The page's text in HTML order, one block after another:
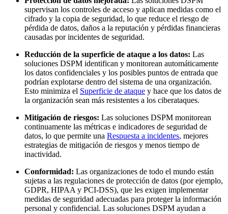
supervisan los controles de acceso y aplican medidas como el
cifrado y la copia de seguridad, lo que reduce el riesgo de
pérdida de datos, daños a la reputación y pérdidas financieras
causadas por incidentes de seguridad.
Reducción de la superficie de ataque a los datos: Las
soluciones DSPM identifican y monitorean automáticamente
los datos confidenciales y los posibles puntos de entrada que
podrían explotarse dentro del sistema de una organización.
Esto minimiza el Superficie de ataque y hace que los datos de
la organización sean más resistentes a los ciberataques.
Mitigación de riesgos: Las soluciones DSPM monitorean
continuamente las métricas e indicadores de seguridad de
datos, lo que permite una Respuesta a incidentes, mejores
estrategias de mitigación de riesgos y menos tiempo de
inactividad.
Conformidad: Las organizaciones de todo el mundo están
sujetas a las regulaciones de protección de datos (por ejemplo,
GDPR, HIPAA y PCI-DSS), que les exigen implementar
medidas de seguridad adecuadas para proteger la información
personal y confidencial. Las soluciones DSPM ayudan a